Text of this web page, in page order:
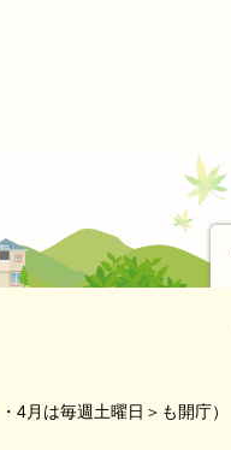
4月は毎週土曜日＞も開庁）